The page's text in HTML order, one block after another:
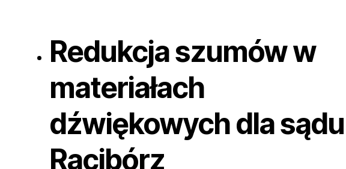
Redukcja szumów w
materiałach
dźwiękowych dla sądu
Racibórz